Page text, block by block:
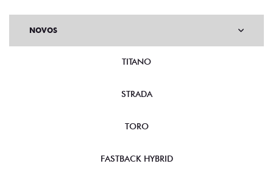
NOVOS
TITANO
STRADA
TORO
FASTBACK HYBRID